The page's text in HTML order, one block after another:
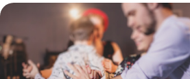
Sök kurser och
Om SV